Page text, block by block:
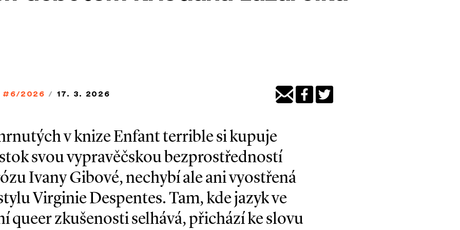
#6/2026 / 17. 3. 2026
v knize Enfant terrible si kupuje
svou vypravěčskou bezprostředností
Ivany Gibové, nechybí ale ani vyostřená
Virginie Despentes. Tam, kde jazyk ve
queer zkušenosti selhává, přichází ke slovu